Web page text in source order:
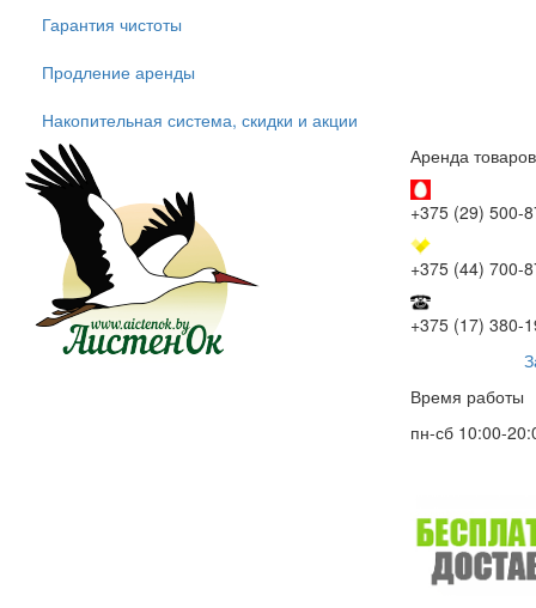
Гарантия чистоты
Продление аренды
Накопительная система, скидки и акции
Аренда
+375 (29) 500-
+375 (44) 700-
+375 (17) 380-
Время работы
пн-сб 10:00-